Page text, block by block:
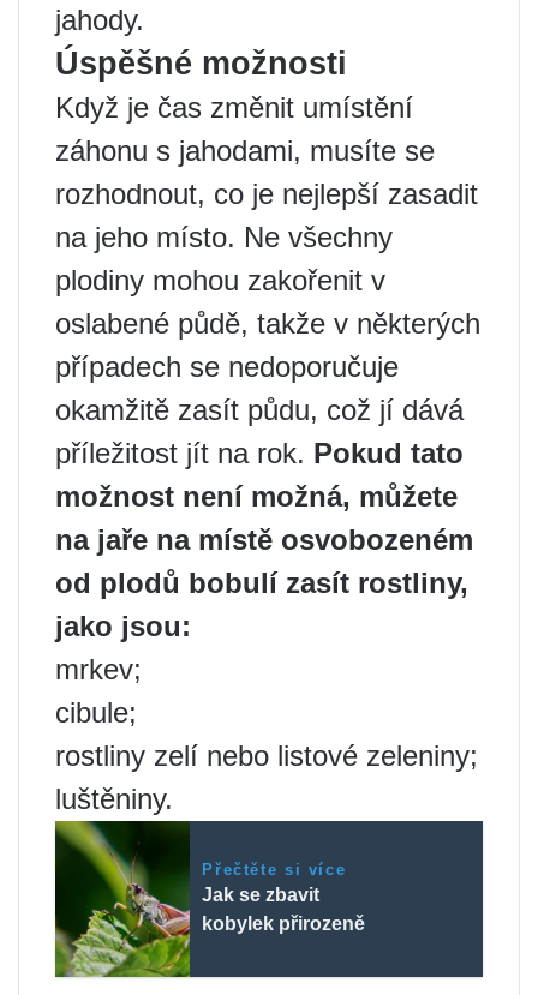
jahody.
Úspěšné možnosti
Když je čas změnit umístění
záhonu s jahodami, musíte se
rozhodnout, co je nejlepší zasadit
na jeho místo. Ne všechny
plodiny mohou zakořenit v
oslabené půdě, takže v některých
případech se nedoporučuje
okamžitě zasít půdu, což jí dává
příležitost jít na rok. Pokud tato
možnost není možná, můžete
na jaře na místě osvobozeném
od plodů bobulí zasít rostliny,
jako jsou:
mrkev;
cibule;
rostliny zelí nebo listové zeleniny;
luštěniny.
Přečtěte si více
Jak se zbavit
kobylek přirozeně